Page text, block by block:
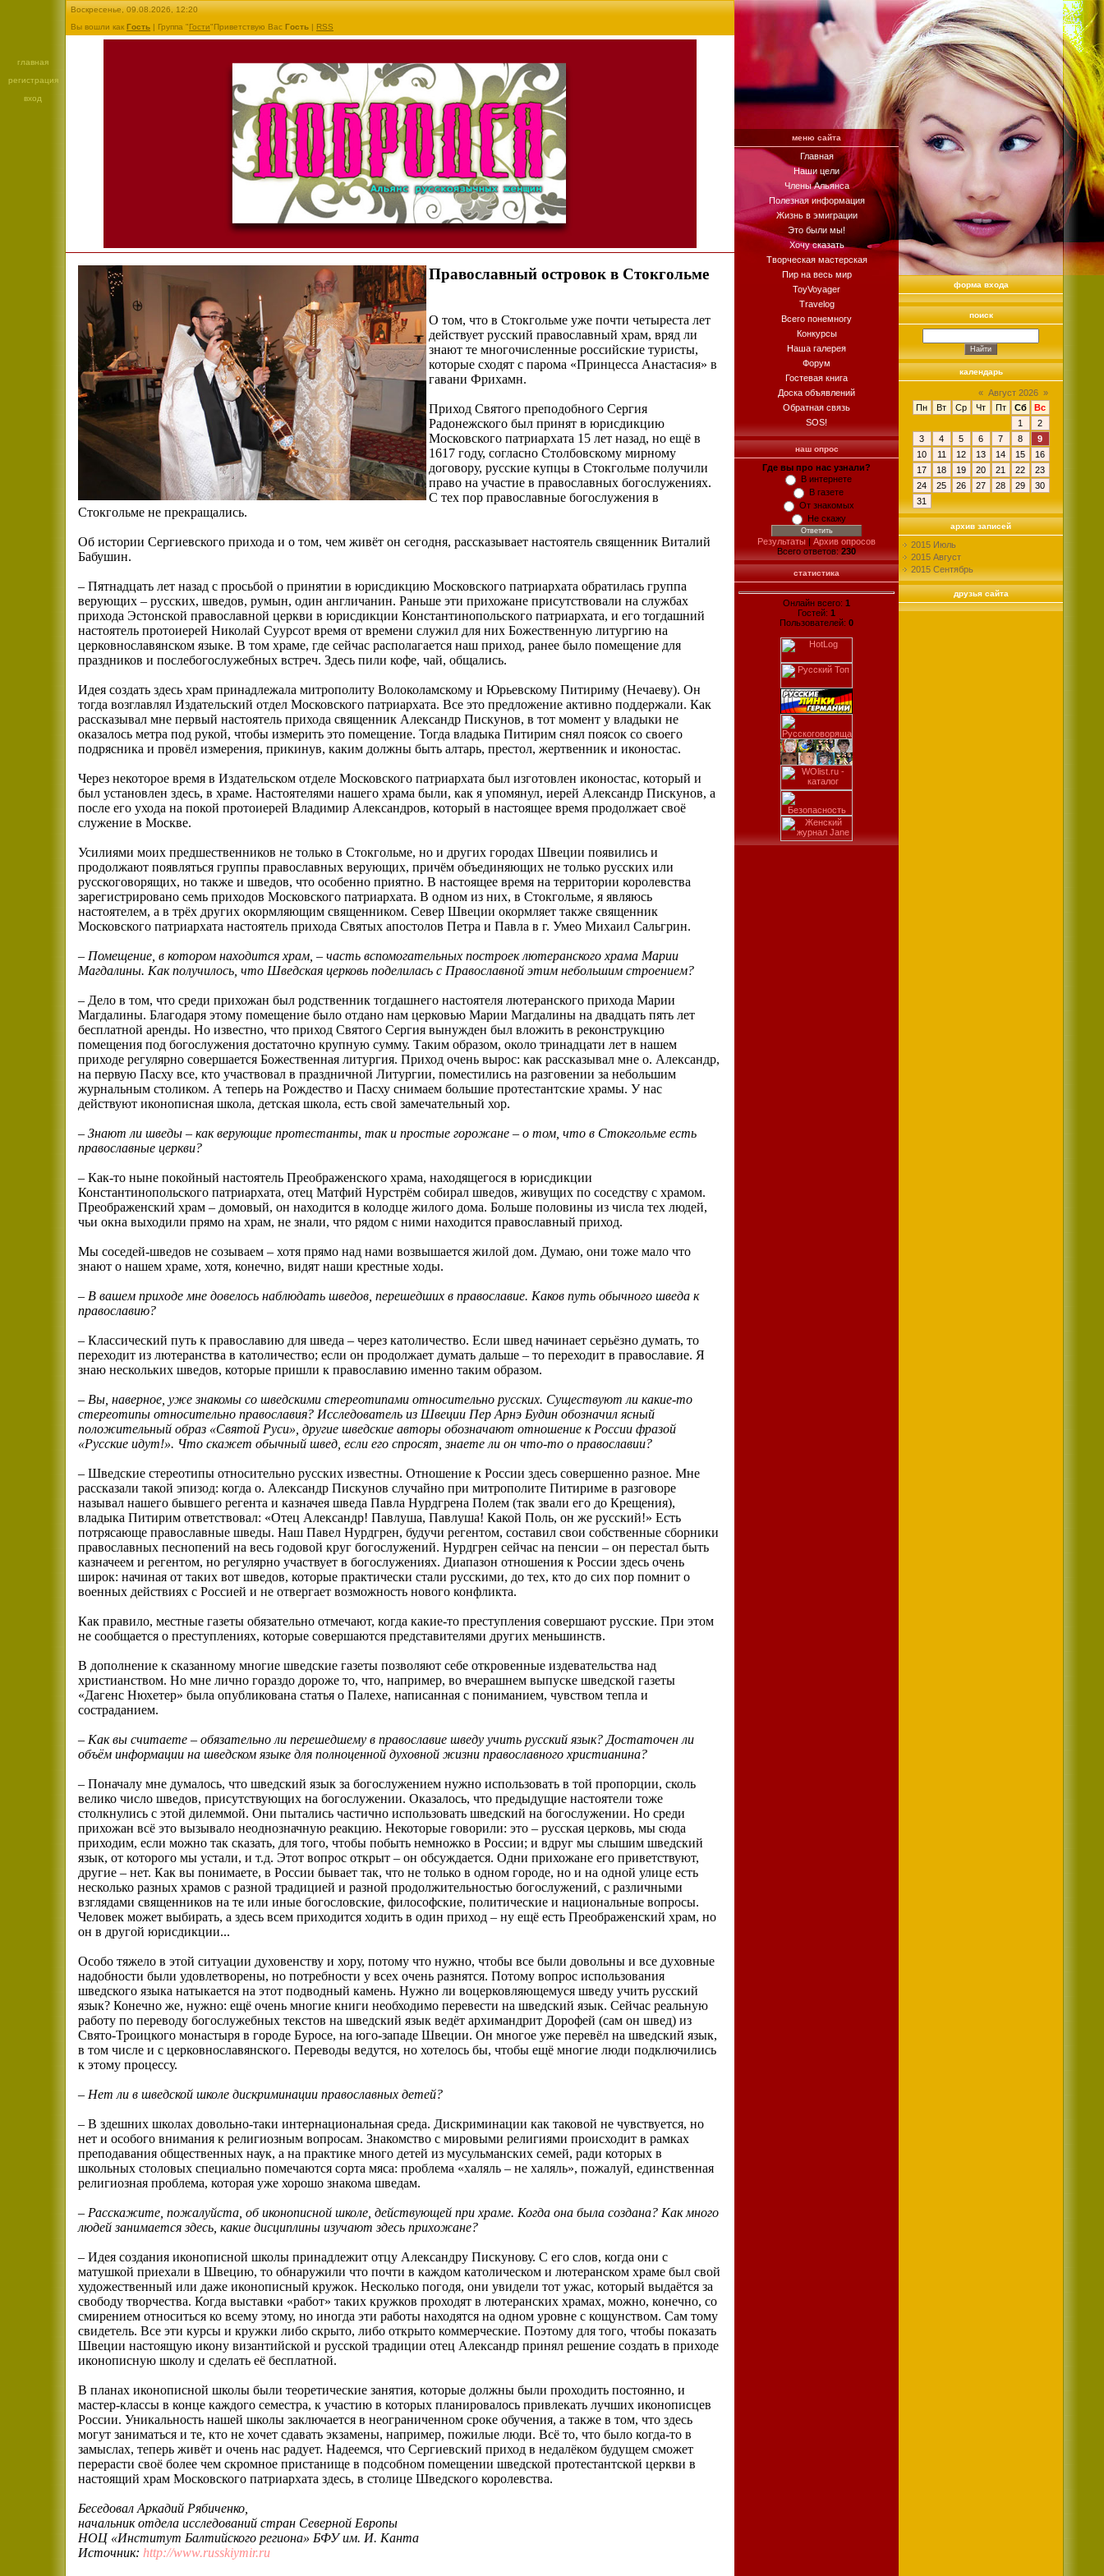
главная
регистрация
вход
Воскресенье, 09.08.2026, 12:20
Вы вошли как Гость | Группа "Гости"Приветствую Вас Гость | RSS
Православный островок в Стокгольме
О том, что в Стокгольме уже почти четыреста лет
действует русский православный храм, вряд ли
знают те многочисленные российские туристы,
которые сходят с парома «Принцесса Анастасия» в
гавани Фрихамн.
Приход Святого преподобного Сергия
Радонежского был принят в юрисдикцию
Московского патриархата 15 лет назад, но ещё в
1617 году, согласно Столбовскому мирному
договору, русские купцы в Стокгольме получили
право на участие в православных богослужениях.
С тех пор православные богослужения в
Стокгольме не прекращались.
Об истории Сергиевского прихода и о том, чем живёт он сегодня, рассказывает настоятель священник Виталий
Бабушин.
– Пятнадцать лет назад с просьбой о принятии в юрисдикцию Московского патриархата обратилась группа
верующих – русских, шведов, румын, один англичанин. Раньше эти прихожане присутствовали на службах
прихода Эстонской православной церкви в юрисдикции Константинопольского патриархата, и его тогдашний
настоятель протоиерей Николай Суурсот время от времени служил для них Божественную литургию на
церковнославянском языке. В том храме, где сейчас располагается наш приход, ранее было помещение для
праздников и послебогослужебных встреч. Здесь пили кофе, чай, общались.
Идея создать здесь храм принадлежала митрополиту Волоколамскому и Юрьевскому Питириму (Нечаеву). Он
тогда возглавлял Издательский отдел Московского патриархата. Все это предложение активно поддержали. Как
рассказывал мне первый настоятель прихода священник Александр Пискунов, в тот момент у владыки не
оказалось метра под рукой, чтобы измерить это помещение. Тогда владыка Питирим снял поясок со своего
подрясника и провёл измерения, прикинув, каким должны быть алтарь, престол, жертвенник и иконостас.
Через некоторое время в Издательском отделе Московского патриархата был изготовлен иконостас, который и
был установлен здесь, в храме. Настоятелями нашего храма были, как я упомянул, иерей Александр Пискунов, а
после его ухода на покой протоиерей Владимир Александров, который в настоящее время продолжает своё
служение в Москве.
Усилиями моих предшественников не только в Стокгольме, но и других городах Швеции появились и
продолжают появляться группы православных верующих, причём объединяющих не только русских или
русскоговорящих, но также и шведов, что особенно приятно. В настоящее время на территории королевства
зарегистрировано семь приходов Московского патриархата. В одном из них, в Стокгольме, я являюсь
настоятелем, а в трёх других окормляющим священником. Север Швеции окормляет также священник
Московского патриархата настоятель прихода Святых апостолов Петра и Павла в г. Умео Михаил Сальгрин.
– Помещение, в котором находится храм, – часть вспомогательных построек лютеранского храма Марии
Магдалины. Как получилось, что Шведская церковь поделилась с Православной этим небольшим строением?
– Дело в том, что среди прихожан был родственник тогдашнего настоятеля лютеранского прихода Марии
Магдалины. Благодаря этому помещение было отдано нам церковью Марии Магдалины на двадцать пять лет
бесплатной аренды. Но известно, что приход Святого Сергия вынужден был вложить в реконструкцию
помещения под богослужения достаточно крупную сумму. Таким образом, около тринадцати лет в нашем
приходе регулярно совершается Божественная литургия. Приход очень вырос: как рассказывал мне о. Александр,
на первую Пасху все, кто участвовал в праздничной Литургии, поместились на разговении за небольшим
журнальным столиком. А теперь на Рождество и Пасху снимаем большие протестантские храмы. У нас
действуют иконописная школа, детская школа, есть свой замечательный хор.
– Знают ли шведы – как верующие протестанты, так и простые горожане – о том, что в Стокгольме есть
православные церкви?
– Как-то ныне покойный настоятель Преображенского храма, находящегося в юрисдикции
Константинопольского патриархата, отец Матфий Нурстрём собирал шведов, живущих по соседству с храмом.
Преображенский храм – домовый, он находится в колодце жилого дома. Больше половины из числа тех людей,
чьи окна выходили прямо на храм, не знали, что рядом с ними находится православный приход.
Мы соседей-шведов не созываем – хотя прямо над нами возвышается жилой дом. Думаю, они тоже мало что
знают о нашем храме, хотя, конечно, видят наши крестные ходы.
– В вашем приходе мне довелось наблюдать шведов, перешедших в православие. Каков путь обычного шведа к
православию?
– Классический путь к православию для шведа – через католичество. Если швед начинает серьёзно думать, то
переходит из лютеранства в католичество; если он продолжает думать дальше – то переходит в православие. Я
знаю нескольких шведов, которые пришли к православию именно таким образом.
– Вы, наверное, уже знакомы со шведскими стереотипами относительно русских. Существуют ли какие-то
стереотипы относительно православия? Исследователь из Швеции Пер Арнэ Будин обозначил ясный
положительный образ «Святой Руси», другие шведские авторы обозначают отношение к России фразой
«Русские идут!». Что скажет обычный швед, если его спросят, знаете ли он что-то о православии?
– Шведские стереотипы относительно русских известны. Отношение к России здесь совершенно разное. Мне
рассказали такой эпизод: когда о. Александр Пискунов случайно при митрополите Питириме в разговоре
называл нашего бывшего регента и казначея шведа Павла Нурдгрена Полем (так звали его до Крещения),
владыка Питирим ответствовал: «Отец Александр! Павлуша, Павлуша! Какой Поль, он же русский!» Есть
потрясающе православные шведы. Наш Павел Нурдгрен, будучи регентом, составил свои собственные сборники
православных песнопений на весь годовой круг богослужений. Нурдгрен сейчас на пенсии – он перестал быть
казначеем и регентом, но регулярно участвует в богослужениях. Диапазон отношения к России здесь очень
широк: начиная от таких вот шведов, которые практически стали русскими, до тех, кто до сих пор помнит о
военных действиях с Россией и не отвергает возможность нового конфликта.
Как правило, местные газеты обязательно отмечают, когда какие-то преступления совершают русские. При этом
не сообщается о преступлениях, которые совершаются представителями других меньшинств.
В дополнение к сказанному многие шведские газеты позволяют себе откровенные издевательства над
христианством. Но мне лично гораздо дороже то, что, например, во вчерашнем выпуске шведской газеты
«Дагенс Нюхетер» была опубликована статья о Палехе, написанная с пониманием, чувством тепла и
состраданием.
– Как вы считаете – обязательно ли перешедшему в православие шведу учить русский язык? Достаточен ли
объём информации на шведском языке для полноценной духовной жизни православного христианина?
– Поначалу мне думалось, что шведский язык за богослужением нужно использовать в той пропорции, сколь
велико число шведов, присутствующих на богослужении. Оказалось, что предыдущие настоятели тоже
столкнулись с этой дилеммой. Они пытались частично использовать шведский на богослужении. Но среди
прихожан всё это вызывало неоднозначную реакцию. Некоторые говорили: это – русская церковь, мы сюда
приходим, если можно так сказать, для того, чтобы побыть немножко в России; и вдруг мы слышим шведский
язык, от которого мы устали, и т.д. Этот вопрос открыт – он обсуждается. Одни прихожане его приветствуют,
другие – нет. Как вы понимаете, в России бывает так, что не только в одном городе, но и на одной улице есть
несколько разных храмов с разной традицией и разной продолжительностью богослужений, с различными
взглядами священников на те или иные богословские, философские, политические и национальные вопросы.
Человек может выбирать, а здесь всем приходится ходить в один приход – ну ещё есть Преображенский храм, но
он в другой юрисдикции...
Особо тяжело в этой ситуации духовенству и хору, потому что нужно, чтобы все были довольны и все духовные
надобности были удовлетворены, но потребности у всех очень разнятся. Потому вопрос использования
шведского языка натыкается на этот подводный камень. Нужно ли воцерковляющемуся шведу учить русский
язык? Конечно же, нужно: ещё очень многие книги необходимо перевести на шведский язык. Сейчас реальную
работу по переводу богослужебных текстов на шведский язык ведёт архимандрит Дорофей (сам он швед) из
Свято-Троицкого монастыря в городе Буросе, на юго-западе Швеции. Он многое уже перевёл на шведский язык,
в том числе и с церковнославянского. Переводы ведутся, но хотелось бы, чтобы ещё многие люди подключились
к этому процессу.
– Нет ли в шведской школе дискриминации православных детей?
– В здешних школах довольно-таки интернациональная среда. Дискриминации как таковой не чувствуется, но
нет и особого внимания к религиозным вопросам. Знакомство с мировыми религиями происходит в рамках
преподавания общественных наук, а на практике много детей из мусульманских семей, ради которых в
школьных столовых специально помечаются сорта мяса: проблема «халяль – не халяль», пожалуй, единственная
религиозная проблема, которая уже хорошо знакома шведам.
– Расскажите, пожалуйста, об иконописной школе, действующей при храме. Когда она была создана? Как много
людей занимается здесь, какие дисциплины изучают здесь прихожане?
– Идея создания иконописной школы принадлежит отцу Александру Пискунову. С его слов, когда они с
матушкой приехали в Швецию, то обнаружили что почти в каждом католическом и лютеранском храме был свой
художественный или даже иконописный кружок. Несколько погодя, они увидели тот ужас, который выдаётся за
свободу творчества. Когда выставки «работ» таких кружков проходят в лютеранских храмах, можно, конечно, со
смирением относиться ко всему этому, но иногда эти работы находятся на одном уровне с кощунством. Сам тому
свидетель. Все эти курсы и кружки либо скрыто, либо открыто коммерческие. Поэтому для того, чтобы показать
Швеции настоящую икону византийской и русской традиции отец Александр принял решение создать в приходе
иконописную школу и сделать её бесплатной.
В планах иконописной школы были теоретические занятия, которые должны были проходить постоянно, и
мастер-классы в конце каждого семестра, к участию в которых планировалось привлекать лучших иконописцев
России. Уникальность нашей школы заключается в неограниченном сроке обучения, а также в том, что здесь
могут заниматься и те, кто не хочет сдавать экзамены, например, пожилые люди. Всё то, что было когда-то в
замыслах, теперь живёт и очень нас радует. Надеемся, что Сергиевский приход в недалёком будущем сможет
перерасти своё более чем скромное пристанище в подсобном помещении шведской протестантской церкви в
настоящий храм Московского патриархата здесь, в столице Шведского королевства.
Беседовал Аркадий Рябиченко,
начальник отдела исследований стран Северной Европы
НОЦ «Институт Балтийского региона» БФУ им. И. Канта
Источник: http://www.russkiymir.ru
меню сайта
Главная
Наши цели
Члены Альянса
Полезная информация
Жизнь в эмиграции
Это были мы!
Хочу сказать
Творческая мастерская
Пир на весь мир
ToyVoyager
Travelog
Всего понемногу
Конкурсы
Наша галерея
Форум
Гостевая книга
Доска объявлений
Обратная связь
SOS!
наш опрос
Где вы про нас узнали?
В интернете
В газете
От знакомых
Не скажу
Результаты | Архив опросов
Всего ответов: 230
статистика
Онлайн всего: 1
Гостей: 1
Пользователей: 0
форма входа
поиск
календарь
« Август 2026 »
Пн
Вт Ср Чт Пт Сб
Вс
1
2
3
4 5 6 7 8
9
10
11 12 13 14 15
16
17
18 19 20 21 22
23
24
25 26 27 28 29
30
31
архив записей
2015 Июль
2015 Август
2015 Сентябрь
друзья сайта